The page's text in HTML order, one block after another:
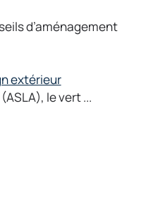
d’aménagement
extérieur
le vert ...